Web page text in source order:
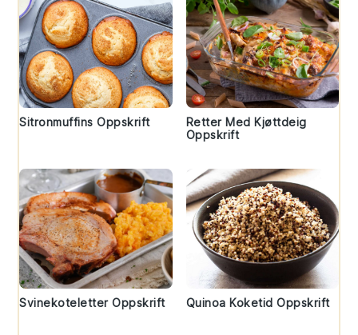
Sitronmuffins Oppskrift
Retter Med Kjøttdeig
Oppskrift
Svinekoteletter Oppskrift Quinoa Koketid Oppskrift